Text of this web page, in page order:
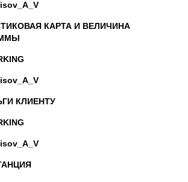
КАРТА И ВЕЛИЧИНА
КЛИЕНТУ